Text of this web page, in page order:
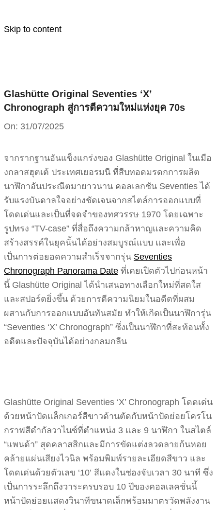
Skip to content
Glashütte Original Seventies ‘X’
Chronograph สู่การตีความใหม่แห่งยุค 70s
On: 31/07/2025
จากรากฐานอันแข็งแกร่งของ Glashütte Original ในเมือ
งกลาสฮุตเต้ ประเทศเยอรมนี ที่สืบทอดมรดกการผลิต
นาฬิกาอันประณีตมายาวนาน คอลเลกชัน Seventies ได้
รับแรงบันดาลใจอย่างชัดเจนจากสไตล์การออกแบบที่
โดดเด่นและเป็นที่จดจำของทศวรรษ 1970 โดยเฉพาะ
รูปทรง “TV-case” ที่สื่อถึงความกล้าหาญและความคิด
สร้างสรรค์ในยุคนั้นได้อย่างสมบูรณ์แบบ และเพื่อ
เป็นการต่อยอดความสำเร็จจากรุ่น Seventies
Chronograph Panorama Date ที่เคยเปิดตัวไปก่อนหน้า
นี้ Glashütte Original ได้นำเสนอทางเลือกใหม่ที่สดใส
และสปอร์ตยิ่งขึ้น ด้วยการตีความนิยมในอดีตที่ผสม
ผสานกับการออกแบบอันทันสมัย ทำให้เกิดเป็นนาฬิการุ่น
“Seventies ‘X’ Chronograph” ซึ่งเป็นนาฬิกาที่สะท้อนทั้ง
อดีตและปัจจุบันได้อย่างกลมกลืน
Glashütte Original Seventies ‘X’ Chronograph โดดเด่น
ด้วยหน้าปัดแล็กเกอร์สีขาวด้านตัดกับหน้าปัดย่อยโครโน
กราฟสีดำกัลวาไนซ์ที่ตำแหน่ง 3 และ 9 นาฬิกา ในสไตล์
“แพนด้า” สุดคลาสสิกและมีการขัดแต่งลวดลายก้นหอย
คล้ายแผ่นเสียงไวนิล พร้อมพิมพ์รายละเอียดสีขาว และ
โดดเด่นด้วยตัวเลข ‘10’ สีแดงในช่องจับเวลา 30 นาที ซึ่ง
เป็นการระลึกถึงวาระครบรอบ 10 ปีของคอลเลคชั่นนี้
หน้าปัดย่อยแสดงวินาทีขนาดเล็กพร้อมมาตรวัดพลังงาน